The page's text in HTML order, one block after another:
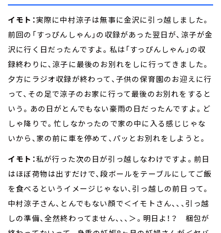
イモト：実際に中村涼子は無事に金沢に引っ越しました。
前回の「すっぴんしゃん」の収録があった翌日が、涼子が金
沢に行く日だったんですよ。私は「すっぴんしゃん」の収
録終わりに、涼子に最後のお別れをしに行ってきました。
夕方にラジオ収録が終わって、子供の保育園のお迎えに行
って、その足で涼子のお家に行って最後のお別れをすると
いう。あの日がとんでもない豪雨の日だったんですよ。ど
しゃ降りで。忙しなかったので家の中に入る感じじゃな
いから、家の前に車を停めて、パッとお別れをしようと。
イモト：私が行った次の日が引っ越しなわけですよ。前日
はほぼ荷物は出すだけで、段ボールをテーブルにしてご飯
を食べるというイメージじゃない、引っ越しの前日って。
中村涼子さん、とんでもない顔で＜イモトさん、、、引っ越
しの準備、全然終わってません、、、＞。明日よ！？ 梱包が